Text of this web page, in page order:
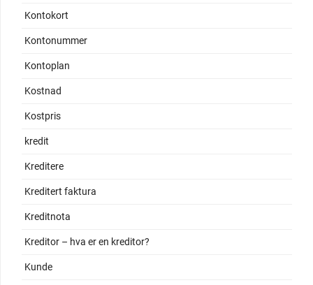
Kontokort
Kontonummer
Kontoplan
Kostnad
Kostpris
kredit
Kreditere
Kreditert faktura
Kreditnota
Kreditor – hva er en kreditor?
Kunde